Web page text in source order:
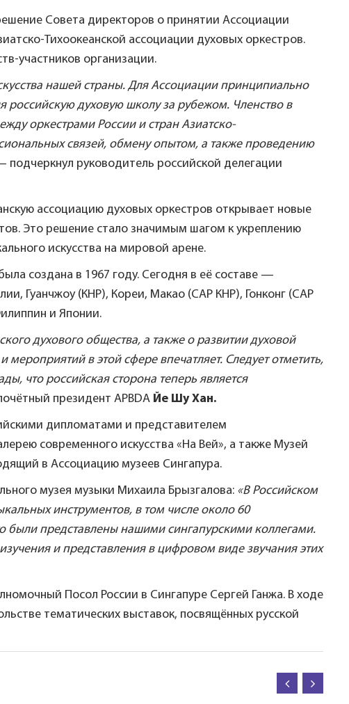
Совета директоров о принятии Ассоциации
Тихоокеанской ассоциации духовых оркестров.
участников организации.
нашей страны. Для Ассоциации принципиально
духовую школу за рубежом. Членство в
оркестрами России и стран Азиатско-
связей, обмену опытом, а также проведению
подчеркнул руководитель российской делегации
ассоциацию духовых оркестров открывает новые
Это решение стало значимым шагом к укреплению
искусства на мировой арене.
создана в 1967 году. Сегодня в её составе —
Гуанчжоу (КНР), Кореи, Макао (САР КНР), Гонконг (САР
и Японии.
духового общества, а также о развитии духовой
в этой сфере впечатляет. Следует отметить,
что российская сторона теперь является
президент APBDA Йе Шу Хан.
дипломатами и представителем
современного искусства «На Вей», а также Музей
в Ассоциацию музеев Сингапура.
музея музыки Михаила Брызгалова: «В Российском
инструментов, в том числе около 60
были представлены нашими сингапурскими коллегами.
и представления в цифровом виде звучания этих
Посол России в Сингапуре Сергей Ганжа. В ходе
тематических выставок, посвящённых русской